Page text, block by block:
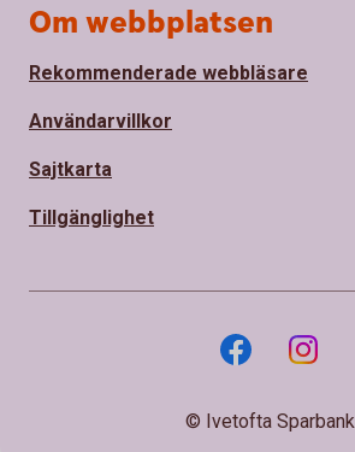
Om webbplatsen
Rekommenderade webbläsare
Användarvillkor
Sajtkarta
Tillgänglighet
© Ivetofta Sparbank